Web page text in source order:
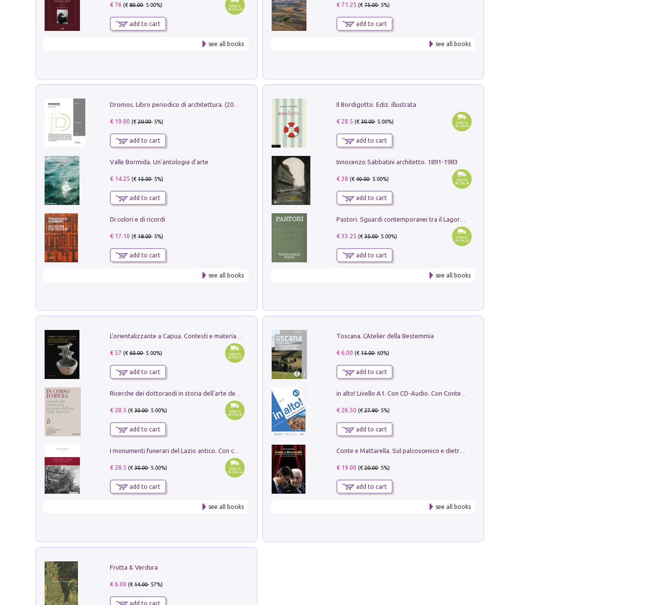
€ 76 (€80.00- 5.00%)
add to cart
see all books
€ 71.25 (€75.00- 5%)
add to cart
see all books
Dromos. Libro periodico di architettura. (2026). Vol. 15: Post-model
€ 19.00 (€20.00- 5%)
add to cart
Valle Bormida. Un'antologia d'arte
€ 14.25 (€15.00- 5%)
add to cart
Di colori e di ricordi
€ 17.10 (€18.00- 5%)
add to cart
see all books
Il Bordigotto. Ediz. illustrata
€ 28.5 (€30.00- 5.00%)
add to cart
Innocenzo Sabbatini architetto. 1891-1983
€ 38 (€40.00- 5.00%)
add to cart
€ 33.25 (€35.00- 5.00%)
add to cart
see all books
€ 57 (€60.00- 5.00%)
add to cart
€ 28.5 (€30.00- 5.00%)
add to cart
I monumenti funerari del Lazio antico. Con cartella con tavole
€ 28.5 (€30.00- 5.00%)
add to cart
see all books
Toscana. L'Atelier della Bestemmia
€ 6.00 (€15.00- 60%)
add to cart
€ 26.50 (€27.90- 5%)
add to cart
€ 19.00 (€20.00- 5%)
add to cart
see all books
Frutta & Verdura
€ 6.00 (€14.00- 57%)
add to cart